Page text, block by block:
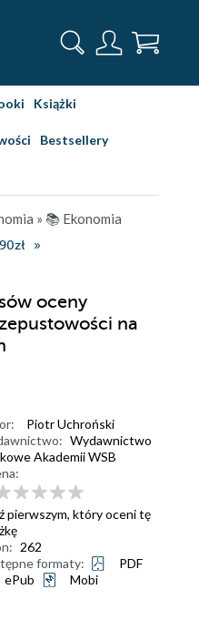
Książki
Bestsellery
» 📚 Ekonomia
oceny
na
Piotr Uchroński
Wydawnictwo
Akademii WSB
pierwszym, który oceni tę
262
formaty:
PDF
Mobi